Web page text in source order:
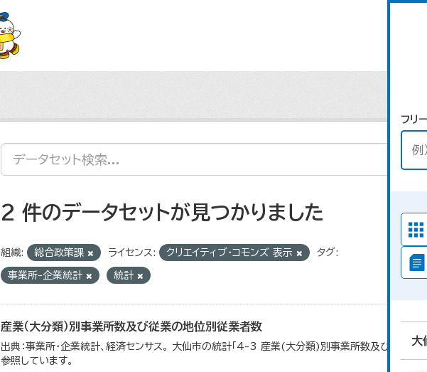
フリ
大
2 件のデータセットが見つかりました
組織: 総合政策課 ライセンス: クリエイティブ・コモンズ 表示 タグ:
事業所-企業統計 統計
産業（大分類）別事業所数及び従業の地位別従業者数
出典：事業所・企業統計、経済センサス。 大仙市の統計「4-3 産業(大分類)別事業所数及び従業上
参照しています。